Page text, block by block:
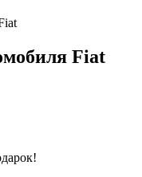
Fiat